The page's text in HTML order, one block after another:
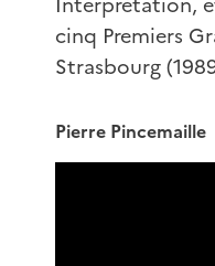
cinq Premiers
Strasbourg
Pierre Pincemaille